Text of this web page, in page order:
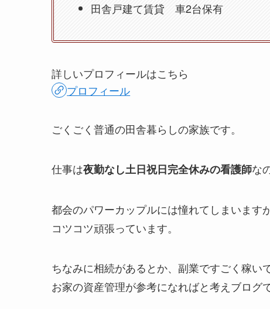
田舎戸建て賃貸 車2台保有
詳しいプロフィールはこちら
プロフィール
ごくごく普通の田舎暮らしの家族です。
仕事は夜勤なし土日祝日完全休みの看護師な
都会のパワーカップルには憧れてしまいま
コツコツ頑張っています。
ちなみに相続があるとか、副業ですごく稼
お家の資産管理が参考になればと考えブログ